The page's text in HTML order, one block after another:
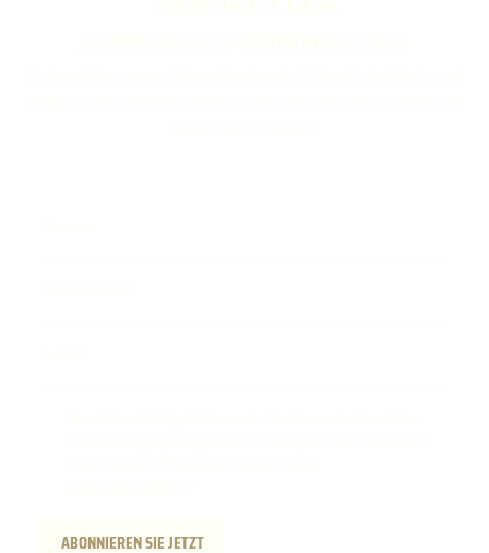
ABONNIEREN SIE JETZT